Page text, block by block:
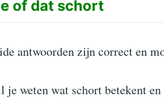
of dat schort
antwoorden zijn correct en
je weten wat schort betekent